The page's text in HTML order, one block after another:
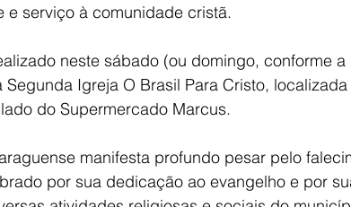
e serviço à comunidade cristã.
neste sábado (ou domingo, conforme
Segunda Igreja O Brasil Para Cristo,
do Supermercado Marcus.
manifesta profundo pesar pelo
por sua dedicação ao evangelho e por